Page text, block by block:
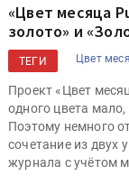
«Цвет месяца
золото» и
ТЕГИ Цвет
Проект «Цвет
одного цвета
Поэтому немного
сочетание из двух
журнала с учётом